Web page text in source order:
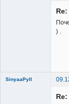
) .
SinyaaPyll